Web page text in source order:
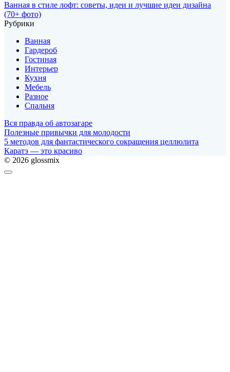
Ванная в стиле лофт: советы, идеи и лучшие идеи дизайна
(70+ фото)
Рубрики
Ванная
Гардероб
Гостиная
Интерьер
Кухня
Мебель
Разное
Спальня
Вся правда об автозагаре
Полезные привычки для молодости
5 методов для фантастического сокращения целлюлита
Каратэ — это красиво
© 2026 glossmix